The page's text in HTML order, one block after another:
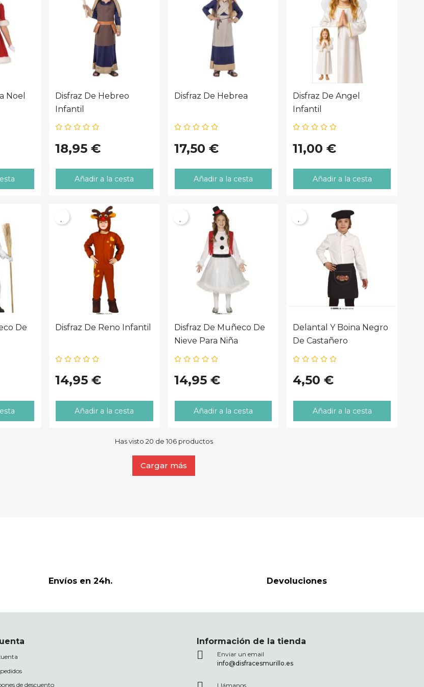
destacar en tu próxima fiesta con
los disfraces más originales para
hombres de este año!...
Noel
Disfraz De Hebreo
Infantil
18,95 €
Añadir a la cesta
Disfraz De Hebrea
17,50 €
Añadir a la cesta
Disfraz De Angel
Infantil
11,00 €
Añadir a la cesta
De
Disfraz De Reno Infantil
14,95 €
Añadir a la cesta
Disfraz De Muñeco De
Nieve Para Niña
14,95 €
Añadir a la cesta
Delantal Y Boina Negro
De Castañero
4,50 €
Añadir a la cesta
Has visto 20 de 106 productos
Cargar más
Envíos en 24h. Devoluciones
de descuento
Información de la tienda
Enviar un email
info@disfracesmurillo.es
Llámanos